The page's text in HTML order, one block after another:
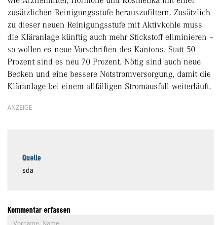
zusätzlichen Reinigungsstufe herauszufiltern. Zusätzlich
zu dieser neuen Reinigungsstufe mit Aktivkohle muss
die Kläranlage künftig auch mehr Stickstoff eliminieren –
so wollen es neue Vorschriften des Kantons. Statt 50
Prozent sind es neu 70 Prozent. Nötig sind auch neue
Becken und eine bessere Notstromversorgung, damit die
Kläranlage bei einem allfälligen Stromausfall weiterläuft.
ANZEIGE
Quelle
sda
Kommentar erfassen